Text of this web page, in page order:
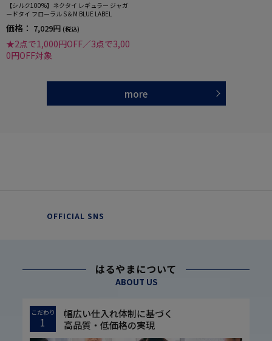
【シルク100%】ネクタイ レギュラー ジャガ
ードタイ フローラル S＆M BLUE LABEL
価格： 7,029円 (税込)
★2点で1,000円OFF／3点で3,00
0円OFF対象
more
OFFICIAL SNS
はるやまについて
ABOUT US
こだわり
1
幅広い仕入れ体制に基づく
高品質・低価格の実現